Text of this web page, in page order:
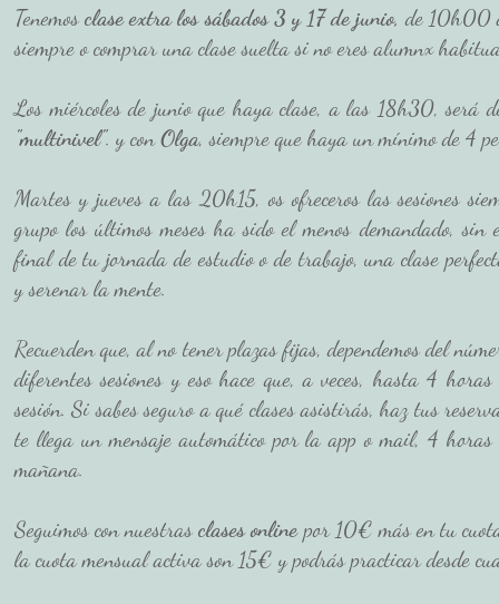
Tenemos clase extra los sábados 3 y 17 de junio, de 10h00
siempre o comprar una clase suelta si no eres alumnx
Los miércoles de junio que haya clase, a las 18h30, será
"multinivel". y con Olga, siempre que haya un mínimo de 4
Martes y jueves a las 20h15, os ofreceros las sesiones
grupo los últimos meses ha sido el menos demandado,
final de tu jornada de estudio o de trabajo, una clase
y serenar la mente.
Recuerden que, al no tener plazas fijas, dependemos del
diferentes sesiones y eso hace que, a veces, hasta 4
sesión. Si sabes seguro a qué clases asistirás, haz tus
te llega un mensaje automático por la app o mail, 4
mañana.
Seguimos con nuestras clases online por 10€ más en tu
la cuota mensual activa son 15€ y podrás practicar desde